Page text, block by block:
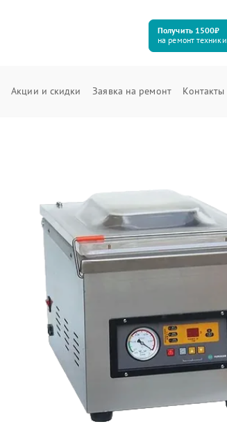
Получить 1500₽
на ремонт техники
Акции и скидки Заявка на ремонт Контакты